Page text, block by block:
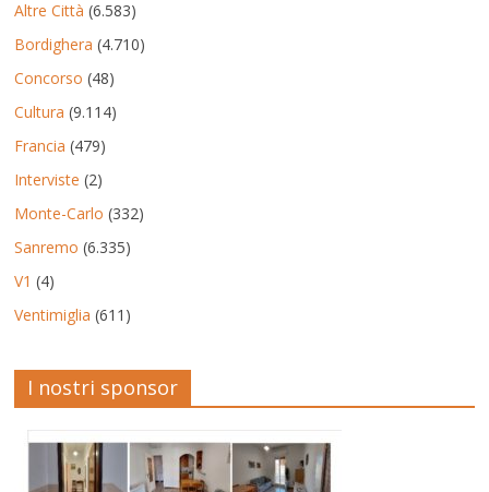
Altre Città (6.583)
Bordighera (4.710)
Concorso (48)
Cultura (9.114)
Francia (479)
Interviste (2)
Monte-Carlo (332)
Sanremo (6.335)
V1 (4)
Ventimiglia (611)
I nostri sponsor